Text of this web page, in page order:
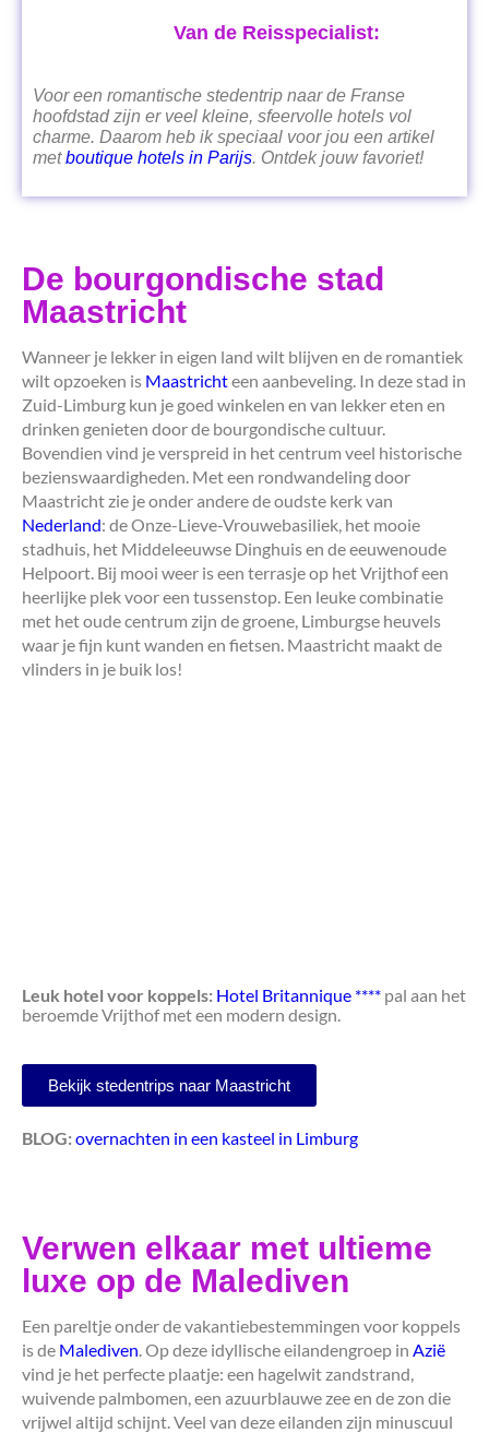
Van de Reisspecialist:
Voor een romantische stedentrip naar de Franse
hoofdstad zijn er veel kleine, sfeervolle hotels vol
charme. Daarom heb ik speciaal voor jou een artikel
metboutique hotels in Parijs. Ontdek jouw favoriet!
De bourgondische stad
Maastricht
Wanneer je lekker in eigen land wilt blijven en de romantiek
wilt opzoeken is Maastrichteen aanbeveling. In deze stad in
Zuid-Limburg kun je goed winkelen en van lekker eten en
drinken genieten door de bourgondische cultuur.
Bovendien vind je verspreid in het centrum veel historische
bezienswaardigheden. Met een rondwandeling door
Maastricht zie je onder andere de oudste kerk van
Nederland: de Onze-Lieve-Vrouwebasiliek, het mooie
stadhuis, het Middeleeuwse Dinghuis en de eeuwenoude
Helpoort. Bij mooi weer is een terrasje op het Vrijthof een
heerlijke plek voor een tussenstop. Een leuke combinatie
met het oude centrum zijn de groene, Limburgse heuvels
waar je fijn kunt wanden en fietsen. Maastricht maakt de
vlinders in je buik los!
Leuk hotel voor koppels: Hotel Britannique **** pal aan het
beroemde Vrijthof met een modern design.
Bekijk stedentrips naar Maastricht
BLOG:overnachten in een kasteel in Limburg
Verwen elkaar met ultieme
luxe op de Malediven
Een pareltje onder de vakantiebestemmingen voor koppels
is de Malediven . Op deze idyllische eilandengroep in Azië
vind je het perfecte plaatje: een hagelwit zandstrand,
wuivende palmbomen, een azuurblauwe zee en de zon die
vrijwel altijd schijnt. Veel van deze eilanden zijn minuscuul